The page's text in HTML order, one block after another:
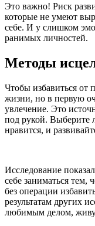
Это важно! Риск
которые не умеют
себе. И у слишком
ранимых личностей.
Методы
Чтобы избавиться от
жизни, но в первую
увлечение. Это
под рукой. Выберите
нравится, и
Исследование
себе заниматься тем,
без операции
результатам других
любимым делом,